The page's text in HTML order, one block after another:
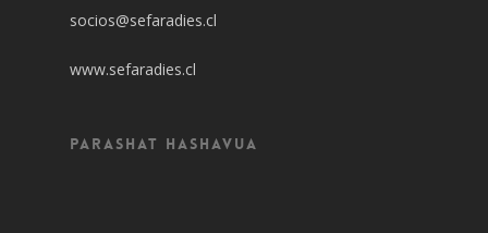
socios@sefaradies.cl
www.sefaradies.cl
Parashat Hashavua